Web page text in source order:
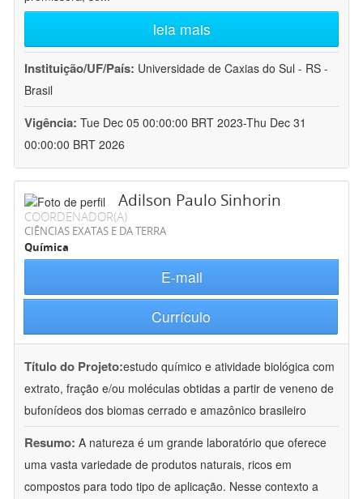
leia mais
Instituição/UF/País: Universidade de Caxias do Sul - RS -
Brasil
Vigência: Tue Dec 05 00:00:00 BRT 2023-Thu Dec 31
00:00:00 BRT 2026
Adilson Paulo Sinhorin
COORDENADOR(A)
CIÊNCIAS EXATAS E DA TERRA
Química
E-mail
Currículo
Título do Projeto:estudo químico e atividade biológica com
extrato, fração e/ou moléculas obtidas a partir de veneno de
bufonídeos dos biomas cerrado e amazônico brasileiro
Resumo: A natureza é um grande laboratório que oferece
uma vasta variedade de produtos naturais, ricos em
compostos para todo tipo de aplicação. Nesse contexto a